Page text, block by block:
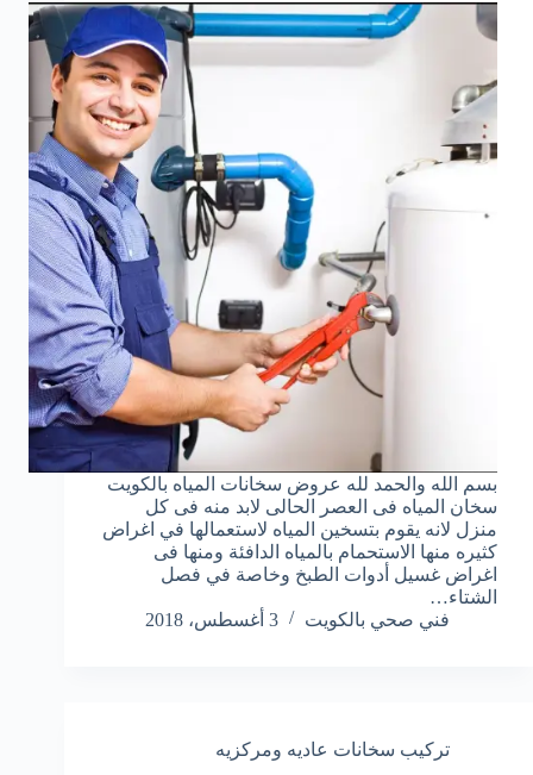
بسم الله والحمد لله عروض سخانات المياه بالكويت
سخان المياه فى العصر الحالى لابد منه فى كل
منزل لانه يقوم بتسخين المياه لاستعمالها في اغراض
كثيره منها الاستحمام بالمياه الدافئة ومنها فى
اغراض غسيل أدوات الطبخ وخاصة في فصل
الشتاء…
فني صحي بالكويت
3 أغسطس، 2018
تركيب سخانات عاديه ومركزيه